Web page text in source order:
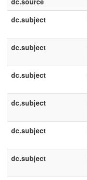
dc.subject
dc.subject
dc.subject
dc.subject
dc.subject
dc.subject